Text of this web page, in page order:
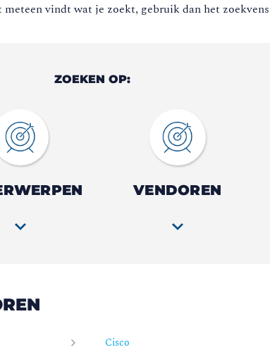
vindt wat je zoekt, gebruik dan het
ZOEKEN OP:
VENDOREN
Cisco